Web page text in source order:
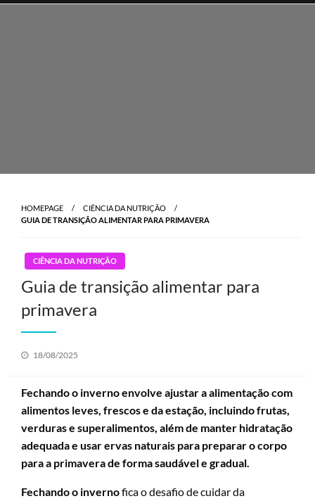
Skip
HOMEPAGE
CIÊNCIA DA NUTRIÇÃO
GUIA DE TRANSIÇÃO ALIMENTAR PARA PRIMAVERA
CIÊNCIA DA NUTRIÇÃO
Guia de transição alimentar para
primavera
Posted
18/08/2025
Fechando o inverno envolve ajustar a alimentação com
alimentos leves, frescos e da estação, incluindo frutas,
verduras e superalimentos, além de manter hidratação
adequada e usar ervas naturais para preparar o corpo
para a primavera de forma saudável e gradual.
Fechando o invernofica o desafio de cuidar da